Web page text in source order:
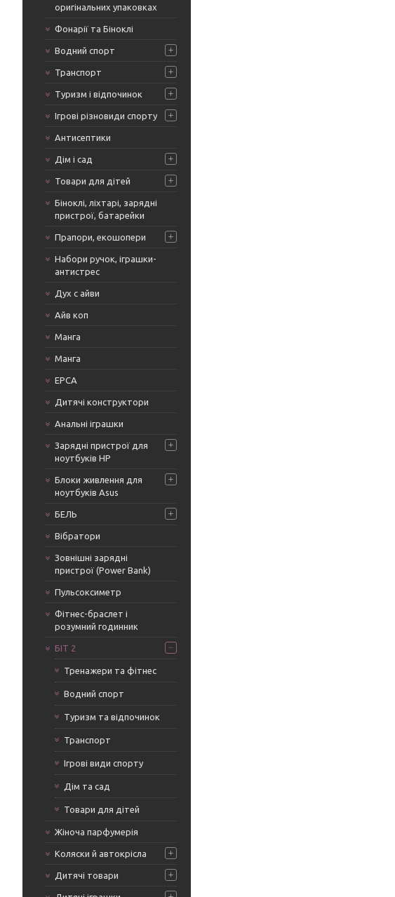
оригінальних упаковках
Фонарії та Біноклі
Водний спорт
Транспорт
Туризм і відпочинок
Ігрові різновиди спорту
Антисептики
Дім і сад
Товари для дітей
Біноклі, ліхтарі, зарядні
пристрої, батарейки
Прапори, екошопери
Набори ручок, іграшки-
антистрес
Дух с айви
Айв коп
Манга
Манга
ЕРСА
Дитячі конструктори
Анальні іграшки
Зарядні пристрої для
ноутбуків HP
Блоки живлення для
ноутбуків Asus
БЕЛЬ
Вібратори
Зовнішні зарядні
пристрої (Power Bank)
Пульсоксиметр
Фітнес-браслет і
розумний годинник
БІТ 2
Тренажери та фітнес
Водний спорт
Туризм та відпочинок
Транспорт
Ігрові види спорту
Дім та сад
Товари для дітей
Жіноча парфумерія
Коляски й автокрісла
Дитячі товари